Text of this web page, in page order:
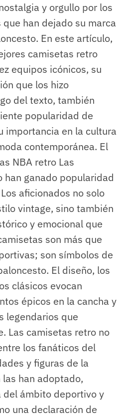
y orgullo por los
han dejado su marca
En este artículo,
camisetas retro
equipos icónicos, su
que los hizo
del texto, también
popularidad de
importancia en la cultura
contemporánea. El
NBA retro Las
han ganado popularidad
aficionados no solo
vintage, sino también
y emocional que
son más que
son símbolos de
El diseño, los
clásicos evocan
épicos en la cancha y
legendarios que
Las camisetas retro no
los fanáticos del
y figuras de la
han adoptado,
del ámbito deportivo y
una declaración de